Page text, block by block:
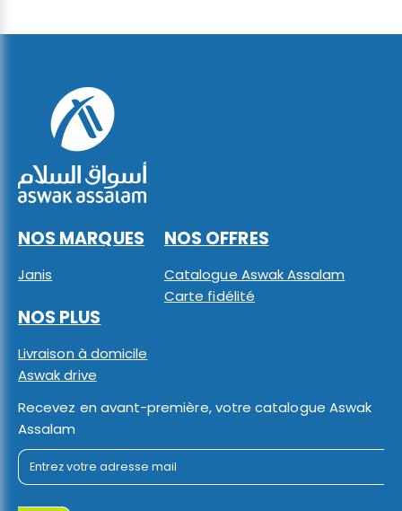
NOS MARQUES
Janis
NOS OFFRES
Catalogue Aswak Assalam
Carte fidélité
NOS PLUS
Livraison à domicile
Aswak drive
Recevez en avant-première, votre catalogue Aswak
Assalam